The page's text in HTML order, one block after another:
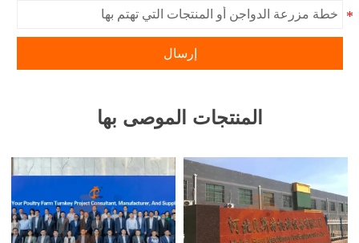
إرسال
المنتجات الموصى بها